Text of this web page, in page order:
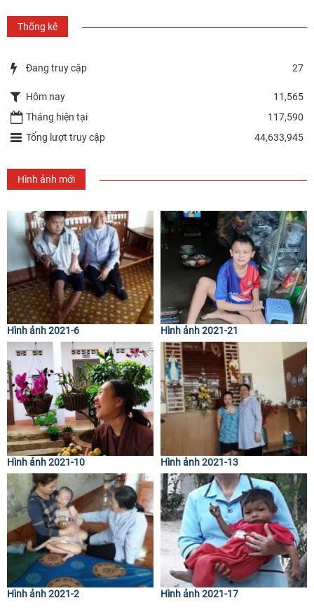
Thống kê
Đang truy cập 27
Hôm nay
11,565
Tháng hiện tại
117,590
Tổng lượt truy cập
44,633,945
Hình ảnh mới
Hình ảnh 2021-6 Hình ảnh 2021-21
Hình ảnh 2021-10 Hình ảnh 2021-13
Hình ảnh 2021-2 Hình ảnh 2021-17